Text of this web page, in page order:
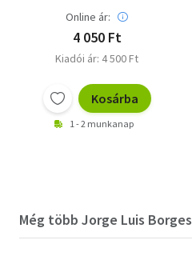
Online ár:
4 050 Ft
Kiadói ár: 4 500 Ft
Kosárba
1 - 2 munkanap
Még több Jorge Luis Borges